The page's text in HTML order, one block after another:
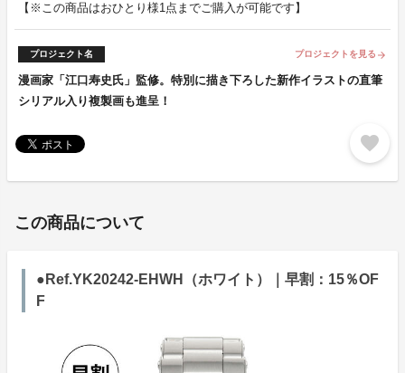
【※この商品はおひとり様1点までご購入が可能です】
プロジェクト名 プロジェクトを見る arrow_forward
漫画家「江口寿史氏」監修。特別に描き下ろした新作イラストの直筆
シリアル入り複製画も進呈！
favorite
この商品について
●Ref.YK20242-EHWH（ホワイト）｜早割：15％OF
F